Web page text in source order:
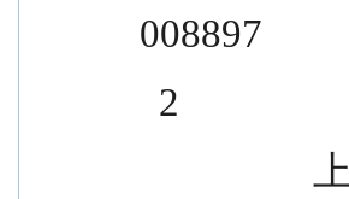
008897
  2